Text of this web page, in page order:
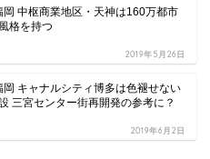
岡 中枢商業地区・天神は160万都市
格を持つ
2019年5月26日
岡 キャナルシティ博多は色褪せない
三宮センター街再開発の参考に？
2019年6月2日